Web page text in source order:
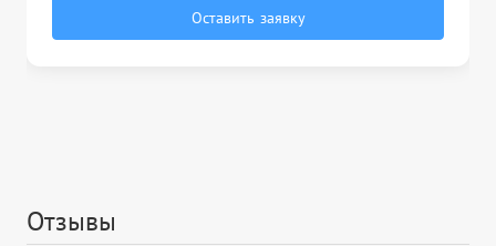
Оставить заявку
Отзывы